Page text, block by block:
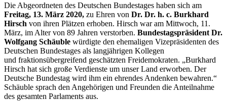
Die Abgeordneten des Deutschen Bundestages haben sich am
Freitag, 13. März 2020, zu Ehren von Dr. Dr. h. c. Burkhard
Hirsch von ihren Plätzen erhoben. Hirsch war am Mittwoch, 11.
März, im Alter von 89 Jahren verstorben. Bundestagspräsident Dr.
Wolfgang Schäuble würdigte den ehemaligen Vizepräsidenten des
Deutschen Bundestages als langjährigen Kollegen
und fraktionsübergreifend geschätzten Freidemokraten. „Burkhard
Hirsch hat sich große Verdienste um unser Land erworben. Der
Deutsche Bundestag wird ihm ein ehrendes Andenken bewahren.“
Schäuble sprach den Angehörigen und Freunden die Anteilnahme
des gesamten Parlaments aus.